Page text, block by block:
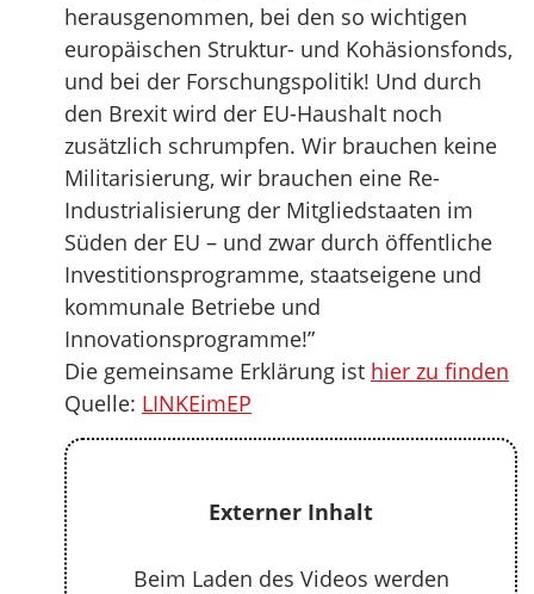
herausgenommen, bei den so wichtigen
europäischen Struktur- und Kohäsionsfonds,
und bei der Forschungspolitik! Und durch
den Brexit wird der EU-Haushalt noch
zusätzlich schrumpfen. Wir brauchen keine
Militarisierung, wir brauchen eine Re-
Industrialisierung der Mitgliedstaaten im
Süden der EU – und zwar durch öffentliche
Investitionsprogramme, staatseigene und
kommunale Betriebe und
Innovationsprogramme!”
Die gemeinsame Erklärung ist hier zu finden
Quelle: LINKEimEP
Externer Inhalt
Beim Laden des Videos werden